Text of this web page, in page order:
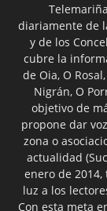
diariamente de
y de los
cubre la
de Oia, O
Nigrán, O
objetivo de
propone dar
zona o
actualidad
enero de
luz a los
Con esta meta